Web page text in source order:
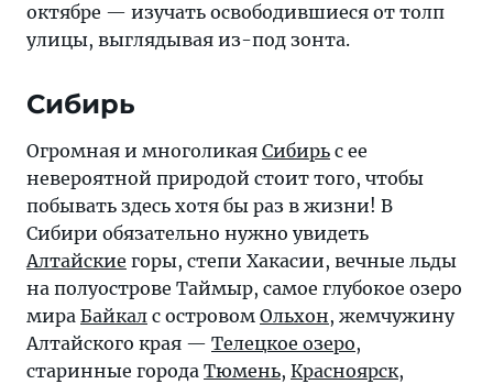
октябре — изучать освободившиеся от толп
улицы, выглядывая из-под зонта.
Сибирь
Огромная и многоликая Сибирь с ее
невероятной природой стоит того, чтобы
побывать здесь хотя бы раз в жизни! В
Сибири обязательно нужно увидеть
Алтайские горы, степи Хакасии, вечные льды
на полуострове Таймыр, самое глубокое озеро
мира Байкал с островом Ольхон, жемчужину
Алтайского края — Телецкое озеро,
старинные города Тюмень, Красноярск,